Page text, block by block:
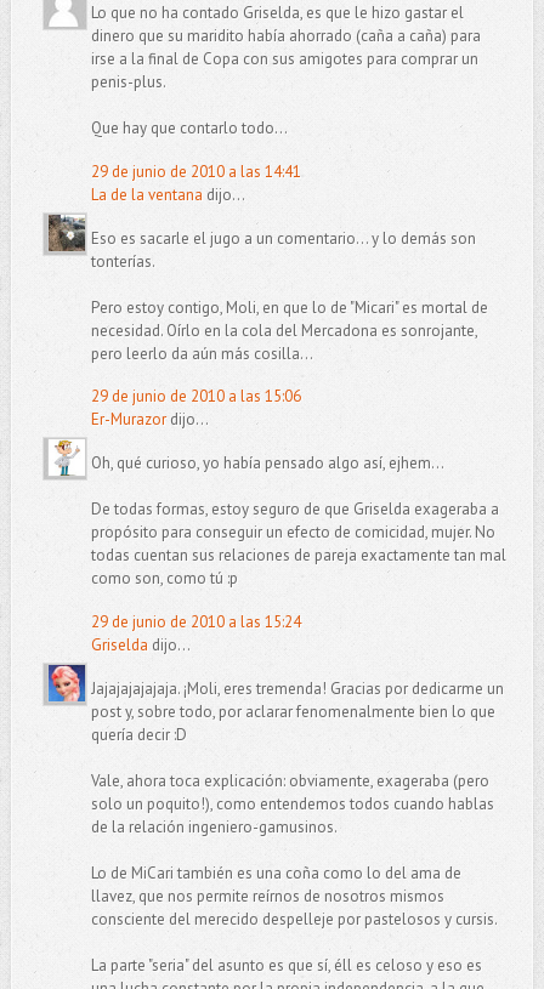
Lo que no ha contado Griselda, es que le hizo gastar el
dinero que su maridito había ahorrado (caña a caña) para
irse a la final de Copa con sus amigotes para comprar un
penis-plus.
Que hay que contarlo todo...
29 de junio de 2010 a las 14:41
La de la ventana dijo...
Eso es sacarle el jugo a un comentario... y lo demás son
tonterías.
Pero estoy contigo, Moli, en que lo de "Micari" es mortal de
necesidad. Oírlo en la cola del Mercadona es sonrojante,
pero leerlo da aún más cosilla...
29 de junio de 2010 a las 15:06
Er-Murazordijo...
Oh, qué curioso, yo había pensado algo así, ejhem...
De todas formas, estoy seguro de que Griselda exageraba a
propósito para conseguir un efecto de comicidad, mujer. No
todas cuentan sus relaciones de pareja exactamente tan mal
como son, como tú :p
29 de junio de 2010 a las 15:24
Griselda dijo...
Jajajajajajaja. ¡Moli, eres tremenda! Gracias por dedicarme un
post y, sobre todo, por aclarar fenomenalmente bien lo que
quería decir :D
Vale, ahora toca explicación: obviamente, exageraba (pero
solo un poquito!), como entendemos todos cuando hablas
de la relación ingeniero-gamusinos.
Lo de MiCari también es una coña como lo del ama de
llavez, que nos permite reírnos de nosotros mismos
consciente del merecido despelleje por pastelosos y cursis.
La parte "seria" del asunto es que sí, éll es celoso y eso es